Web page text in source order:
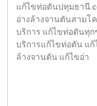
แก้ไขท่อตันปทุมธานี
อ่างล้างจานตันสามโ
บริการ แก้ไขท่อตันทุ
บริการแก้ไขท่อตัน แก้
ล้างจานตัน แก้ไขอ่า